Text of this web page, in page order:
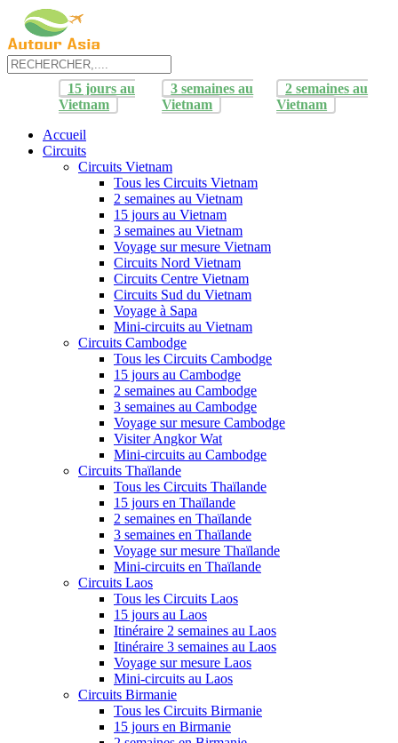
15 jours au
Vietnam
3 semaines au
Vietnam
2 semaines au
Vietnam
Accueil
Circuits
Circuits Vietnam
Tous les Circuits Vietnam
2 semaines au Vietnam
15 jours au Vietnam
3 semaines au Vietnam
Voyage sur mesure Vietnam
Circuits Nord Vietnam
Circuits Centre Vietnam
Circuits Sud du Vietnam
Voyage à Sapa
Mini-circuits au Vietnam
Circuits Cambodge
Tous les Circuits Cambodge
15 jours au Cambodge
2 semaines au Cambodge
3 semaines au Cambodge
Voyage sur mesure Cambodge
Visiter Angkor Wat
Mini-circuits au Cambodge
Circuits Thaïlande
Tous les Circuits Thaïlande
15 jours en Thaïlande
2 semaines en Thaïlande
3 semaines en Thaïlande
Voyage sur mesure Thaïlande
Mini-circuits en Thaïlande
Circuits Laos
Tous les Circuits Laos
15 jours au Laos
Itinéraire 2 semaines au Laos
Itinéraire 3 semaines au Laos
Voyage sur mesure Laos
Mini-circuits au Laos
Circuits Birmanie
Tous les Circuits Birmanie
15 jours en Birmanie